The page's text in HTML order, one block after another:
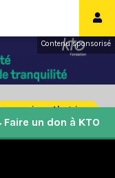
Contenu sponsorisé
semaine : Alegria
Faire un don à KTO